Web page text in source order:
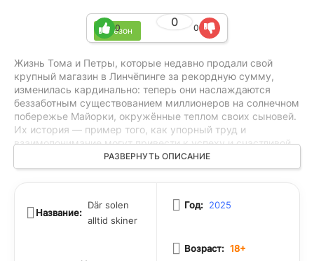
1 сезон
0
0 0
Жизнь Тома и Петры, которые недавно продали свой
крупный магазин в Линчёпинге за рекордную сумму,
изменилась кардинально: теперь они наслаждаются
беззаботным существованием миллионеров на солнечном
побережье Майорки, окружённые теплом своих сыновей.
Их история — пример того, как упорный труд и
взаимопонимание могут привести к успеху и счастливой
жизни. Целый месяц они провели, впитывая красоту
Средиземноморья и забывая о напряжённой суете
младший брат Тимми принял решение вместе со своей
семьёй переехать из Стокгольма на этот же берег, где
катализатором перемен, так как вместе с Тимми в их
РАЗВЕРНУТЬ ОПИСАНИЕ
Название:
Där solen
alltid skiner
Год: 2025
Возраст: 18+